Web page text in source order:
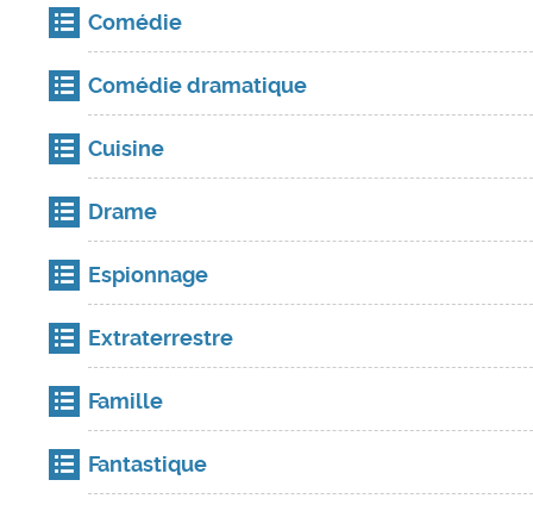
Comédie
Comédie dramatique
Cuisine
Drame
Espionnage
Extraterrestre
Famille
Fantastique